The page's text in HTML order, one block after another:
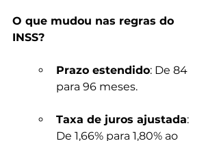
O que mudou nas regras do
INSS?
Prazo estendido: De 84
para 96 meses.
Taxa de juros ajustada:
De 1,66% para 1,80% ao